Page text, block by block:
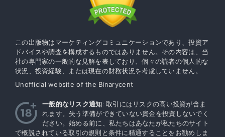
この出版物はマーケティングコミュニケーションであり、投資ア
ドバイスや調査を構成するものではありません。その内容は、当
社の専門家の一般的な見解を表しており、個々の読者の個人的な
状況、投資経験、または現在の財務状況を考慮していません。
Unofficial website of the Binarycent
一般的なリスク通知: 取引にはリスクの高い投資が含ま
れます。失う準備ができていない資金を投資しないでく
ださい。始める前に、私たちはあなたが私たちのサイト
で概説されている取引の規則と条件に精通することをお勧めしま